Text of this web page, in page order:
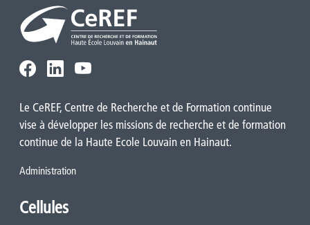
Le CeREF, Centre de Recherche et de Formation continue
vise à développer les missions de recherche et de formation
continue de la Haute Ecole Louvain en Hainaut.
Administration
Cellules